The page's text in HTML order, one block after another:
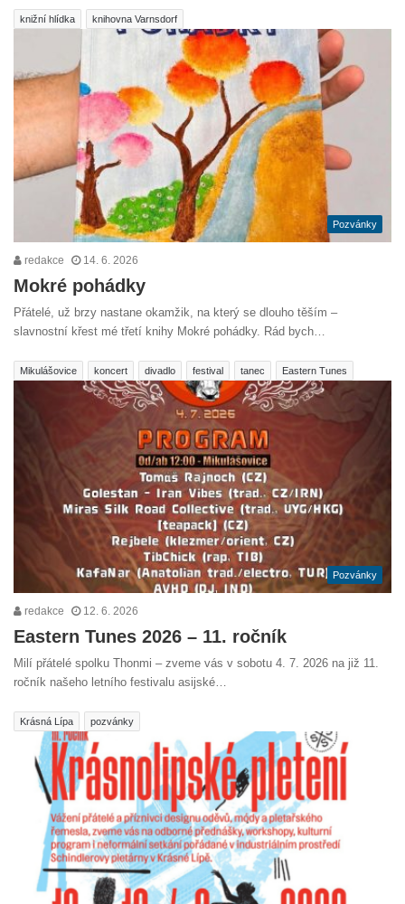
knižní hlídka knihovna Varnsdorf
Pozvánky
redakce 14. 6. 2026
Mokré pohádky
Přátelé, už brzy nastane okamžik, na který se dlouho těším –
slavnostní křest mé třetí knihy Mokré pohádky. Rád bych…
Mikulášovice koncert divadlo festival tanec Eastern Tunes
Pozvánky
redakce 12. 6. 2026
Eastern Tunes 2026 – 11. ročník
Milí přátelé spolku Thonmi – zveme vás v sobotu 4. 7. 2026 na již 11.
ročník našeho letního festivalu asijské…
Krásná Lípa pozvánky